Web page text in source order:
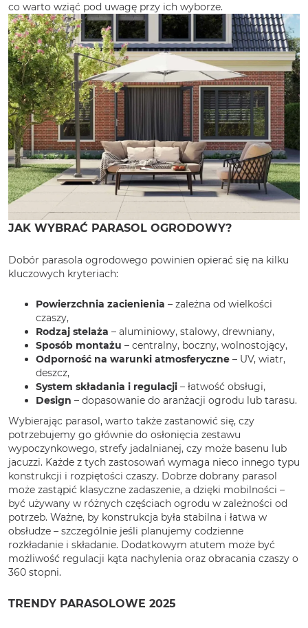
co warto wziąć pod uwagę przy ich wyborze.
JAK WYBRAĆ PARASOL OGRODOWY?
Dobór parasola ogrodowego powinien opierać się na kilku
kluczowych kryteriach:
Powierzchnia zacienienia – zależna od wielkości
czaszy,
Rodzaj stelaża – aluminiowy, stalowy, drewniany,
Sposób montażu – centralny, boczny, wolnostojący,
Odporność na warunki atmosferyczne – UV, wiatr,
deszcz,
System składania i regulacji – łatwość obsługi,
Design – dopasowanie do aranżacji ogrodu lub tarasu.
Wybierając parasol, warto także zastanowić się, czy
potrzebujemy go głównie do osłonięcia zestawu
wypoczynkowego, strefy jadalnianej, czy może basenu lub
jacuzzi. Każde z tych zastosowań wymaga nieco innego typu
konstrukcji i rozpiętości czaszy. Dobrze dobrany parasol
może zastąpić klasyczne zadaszenie, a dzięki mobilności –
być używany w różnych częściach ogrodu w zależności od
potrzeb. Ważne, by konstrukcja była stabilna i łatwa w
obsłudze – szczególnie jeśli planujemy codzienne
rozkładanie i składanie. Dodatkowym atutem może być
możliwość regulacji kąta nachylenia oraz obracania czaszy o
360 stopni.
TRENDY PARASOLOWE 2025